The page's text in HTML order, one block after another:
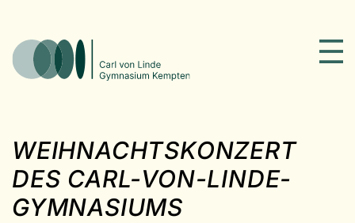
WEIHNACHTSKONZERT
DES CARL-VON-LINDE-
GYMNASIUMS